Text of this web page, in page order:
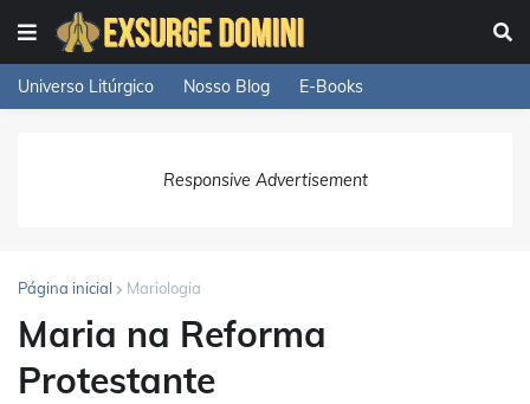
Universo Litúrgico Nosso Blog E-Books
Responsive Advertisement
Página inicial Mariologia
Maria na Reforma
Protestante